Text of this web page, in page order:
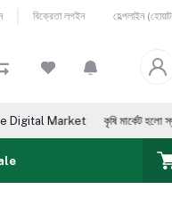
বিক্রেতা লগইন হেল্পলাইন
কৃষি মার্কেট হলো স্থানীয় উদ্যোক্তা,